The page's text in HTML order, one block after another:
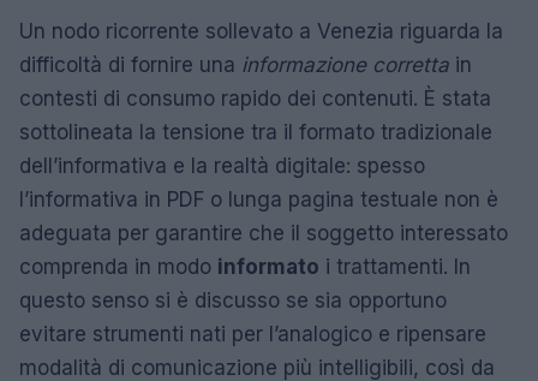
Un nodo ricorrente sollevato a Venezia riguarda la
difficoltà di fornire una informazione corretta in
contesti di consumo rapido dei contenuti. È stata
sottolineata la tensione tra il formato tradizionale
dell’informativa e la realtà digitale: spesso
l’informativa in PDF o lunga pagina testuale non è
adeguata per garantire che il soggetto interessato
comprenda in modo informato i trattamenti. In
questo senso si è discusso se sia opportuno
evitare strumenti nati per l’analogico e ripensare
modalità di comunicazione più intelligibili, così da